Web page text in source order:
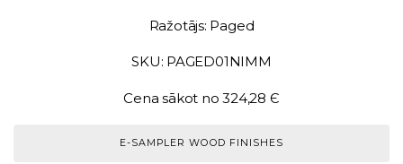
Ražotājs: Paged
SKU: PAGED01NIMM
Cena sākot no 324,28 Є
E-SAMPLER WOOD FINISHES